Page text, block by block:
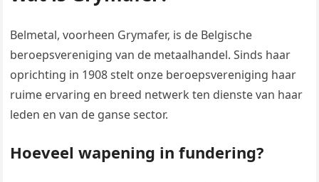
Belmetal, voorheen Grymafer, is de Belgische
beroepsvereniging van de metaalhandel. Sinds haar
oprichting in 1908 stelt onze beroepsvereniging haar
ruime ervaring en breed netwerk ten dienste van haar
leden en van de ganse sector.
Hoeveel wapening in fundering?